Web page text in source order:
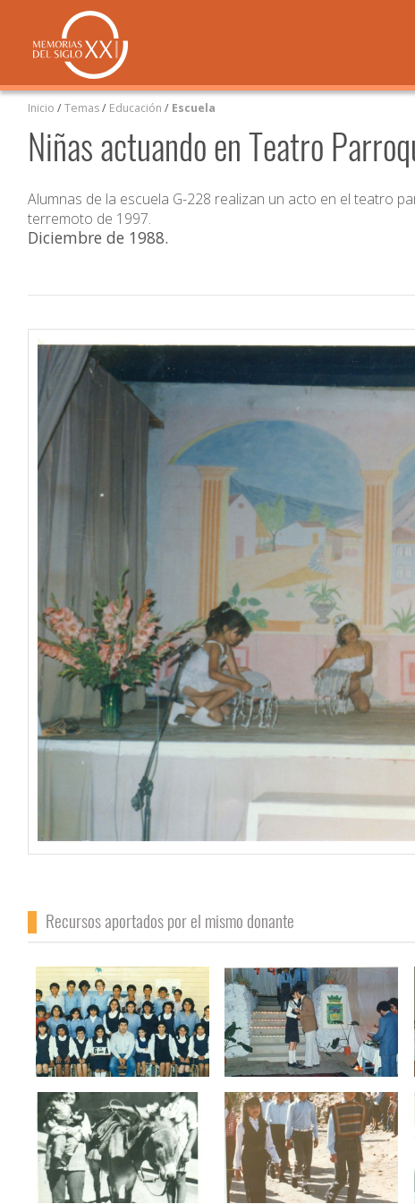
Inicio /Temas/ Educación/ Escuela
Niñas actuando en Teatro
Alumnas de la escuela G-228 realizan un acto en el teatro
terremoto de 1997.
Diciembre de 1988.
Recursos aportados por el mismo donante